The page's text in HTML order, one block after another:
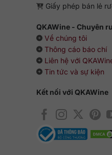
Giấy phép bán lẻ
QKAWine - Chuyên
Về chúng tôi
Thông cáo báo chí
Liên hệ với
Tin tức và sự kiện
Kết nối với QKAWine